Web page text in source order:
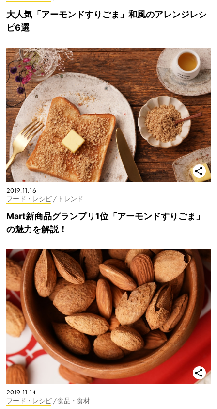
大人気「アーモンドすりごま」和風のアレンジレシ
ピ6選
2019.11.16
フード・レシピ / トレンド
Mart新商品グランプリ1位「アーモンドすりごま」
の魅力を解説！
2019.11.14
フード・レシピ / 食品・食材